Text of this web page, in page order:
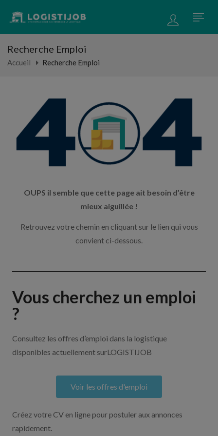
Recherche Emploi
Accueil Recherche Emploi
OUPS il semble que cette page ait besoin d’être
mieux aiguillée !
Retrouvez votre chemin en cliquant sur le lien qui vous
convient ci-dessous.
Vous cherchez un emploi
?
Consultez les offres d’emploi dans la logistique
disponibles actuellement surLOGISTIJOB
Voir les offres d'emploi
Créez votre CV en ligne pour postuler aux annonces
rapidement.